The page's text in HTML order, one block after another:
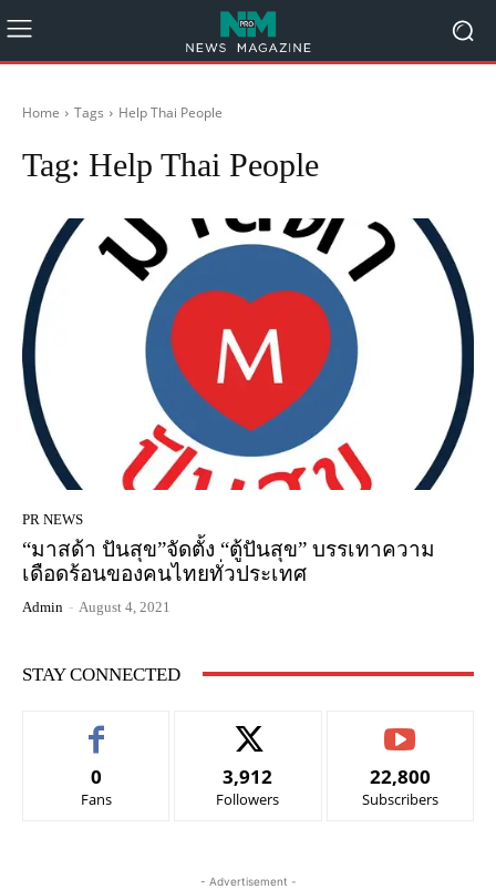
Home Tags Help Thai People
Tag: Help Thai People
PR NEWS
“มาสด้า ปันสุข”จัดตั้ง “ตู้ปันสุข” บรรเทาความ
เดือดร้อนของคนไทยทั่วประเทศ
Admin - August 4, 2021
STAY CONNECTED
0
Fans
3,912
Followers
22,800
Subscribers
- Advertisement -